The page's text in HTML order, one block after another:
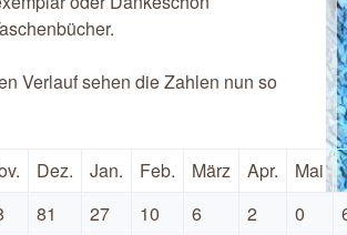
Verlauf sehen die Zahlen nun so
Dez. Jan. Feb. März Apr. Mai
81 27 10 6 2 0